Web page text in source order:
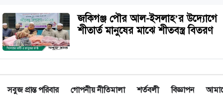
জকিগঞ্জ পৌর আল-ইসলাহ’র উদ্যোগে
শীতার্ত মানুষের মাঝে শীতবস্ত্র বিতরণ
সবুজ প্রান্ত পরিবার গোপনীয় নীতিমালা শর্তবলী বিজ্ঞাপন